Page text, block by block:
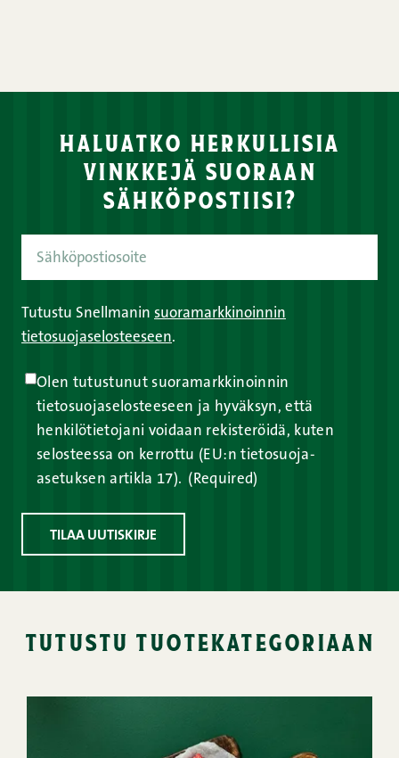
haluatko herkullisia
vinkkejä suoraan
sähköpostiisi?
Tutustu Snellmanin suoramarkkinoinnin
tietosuojaselosteeseen.
Olen tutustunut suoramarkkinoinnin
tietosuojaselosteeseen ja hyväksyn, että
henkilötietojani voidaan rekisteröidä, kuten
selosteessa on kerrottu (EU:n tietosuoja-
asetuksen artikla 17). (Required)
TILAA UUTISKIRJE
tutustu tuotekategoriaan